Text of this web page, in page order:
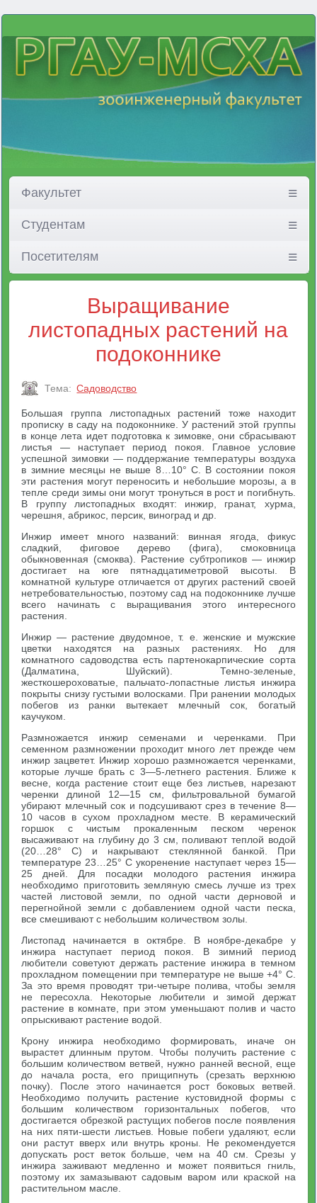
Факультет
Студентам
Посетителям
Выращивание
листопадных растений на
подоконнике
Тема: Садоводство
Большая группа листопадных растений тоже находит
прописку в саду на подоконнике. У растений этой группы
в конце лета идет подготовка к зимовке, они сбрасывают
листья — наступает период покоя. Главное условие
успешной зимовки — поддержание температуры воздуха
в зимние месяцы не выше 8…10° С. В состоянии покоя
эти растения могут переносить и небольшие морозы, а в
тепле среди зимы они могут тронуться в рост и погибнуть.
В группу листопадных входят: инжир, гранат, хурма,
черешня, абрикос, персик, виноград и др.
Инжир имеет много названий: винная ягода, фикус
сладкий, фиговое дерево (фига), смоковница
обыкновенная (смоква). Растение субтропиков — инжир
достигает на юге пятнадцатиметровой высоты. В
комнатной культуре отличается от других растений своей
нетребовательностью, поэтому сад на подоконнике лучше
всего начинать с выращивания этого интересного
растения.
Инжир — растение двудомное, т. е. женские и мужские
цветки находятся на разных растениях. Но для
комнатного садоводства есть партенокарпические сорта
(Далматина, Шуйский). Темно-зеленые,
жесткошероховатые, пальчато-лопастные листья инжира
покрыты снизу густыми волосками. При ранении молодых
побегов из ранки вытекает млечный сок, богатый
каучуком.
Размножается инжир семенами и черенками. При
семенном размножении проходит много лет прежде чем
инжир зацветет. Инжир хорошо размножается черенками,
которые лучше брать с 3—5-летнего растения. Ближе к
весне, когда растение стоит еще без листьев, нарезают
черенки длиной 12—15 см, фильтровальной бумагой
убирают млечный сок и подсушивают срез в течение 8—
10 часов в сухом прохладном месте. В керамический
горшок с чистым прокаленным песком черенок
высаживают на глубину до 3 см, поливают теплой водой
(20…28° С) и накрывают стеклянной банкой. При
температуре 23…25° С укоренение наступает через 15—
25 дней. Для посадки молодого растения инжира
необходимо приготовить земляную смесь лучше из трех
частей листовой земли, по одной части дерновой и
перегнойной земли с добавлением одной части песка,
все смешивают с небольшим количеством золы.
Листопад начинается в октябре. В ноябре-декабре у
инжира наступает период покоя. В зимний период
любители советуют держать растение инжира в темном
прохладном помещении при температуре не выше +4° С.
За это время проводят три-четыре полива, чтобы земля
не пересохла. Некоторые любители и зимой держат
растение в комнате, при этом уменьшают полив и часто
опрыскивают растение водой.
Крону инжира необходимо формировать, иначе он
вырастет длинным прутом. Чтобы получить растение с
большим количеством ветвей, нужно ранней весной, еще
до начала роста, его прищипнуть (срезать верхнюю
почку). После этого начинается рост боковых ветвей.
Необходимо получить растение кустовидной формы с
большим количеством горизонтальных побегов, что
достигается обрезкой растущих побегов после появления
на них пяти-шести листьев. Новые побеги удаляют, если
они растут вверх или внутрь кроны. Не рекомендуется
допускать рост веток больше, чем на 40 см. Срезы у
инжира заживают медленно и может появиться гниль,
поэтому их замазывают садовым варом или краской на
растительном масле.